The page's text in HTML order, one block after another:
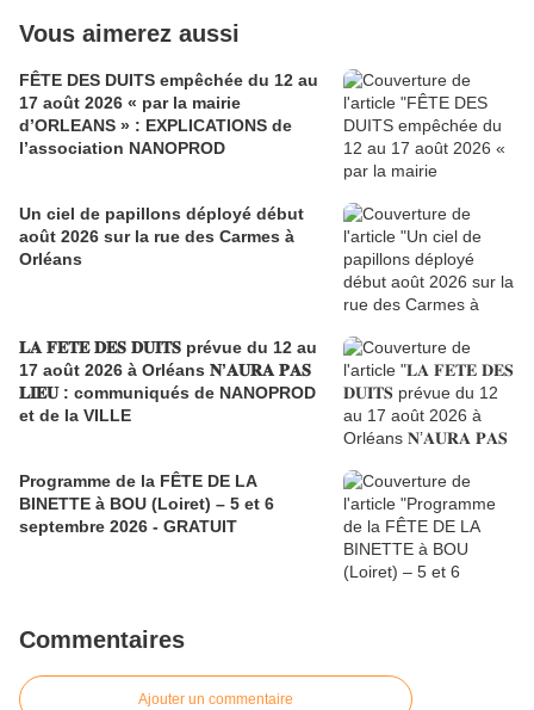
Vous aimerez aussi
FÊTE DES DUITS empêchée du 12 au
17 août 2026 « par la mairie
d’ORLEANS » : EXPLICATIONS de
l’association NANOPROD
Un ciel de papillons déployé début
août 2026 sur la rue des Carmes à
Orléans
𝐋𝐀 𝐅𝐄𝐓𝐄 𝐃𝐄𝐒 𝐃𝐔𝐈𝐓𝐒 prévue du 12 au
17 août 2026 à Orléans 𝐍’𝐀𝐔𝐑𝐀 𝐏𝐀𝐒
𝐋𝐈𝐄𝐔 : communiqués de NANOPROD
et de la VILLE
Programme de la FÊTE DE LA
BINETTE à BOU (Loiret) – 5 et 6
septembre 2026 - GRATUIT
Commentaires
Ajouter un commentaire